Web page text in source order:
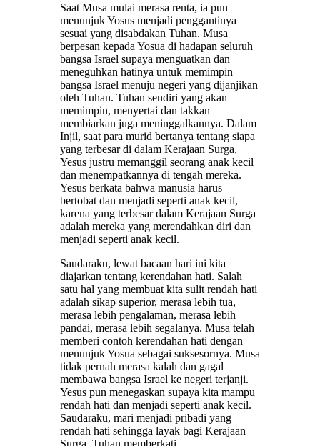
Saat Musa mulai merasa renta, ia pun
menunjuk Yosus menjadi penggantinya
sesuai yang disabdakan Tuhan. Musa
berpesan kepada Yosua di hadapan seluruh
bangsa Israel supaya menguatkan dan
meneguhkan hatinya untuk memimpin
bangsa Israel menuju negeri yang dijanjikan
oleh Tuhan. Tuhan sendiri yang akan
memimpin, menyertai dan takkan
membiarkan juga meninggalkannya. Dalam
Injil, saat para murid bertanya tentang siapa
yang terbesar di dalam Kerajaan Surga,
Yesus justru memanggil seorang anak kecil
dan menempatkannya di tengah mereka.
Yesus berkata bahwa manusia harus
bertobat dan menjadi seperti anak kecil,
karena yang terbesar dalam Kerajaan Surga
adalah mereka yang merendahkan diri dan
menjadi seperti anak kecil.
Saudaraku, lewat bacaan hari ini kita
diajarkan tentang kerendahan hati. Salah
satu hal yang membuat kita sulit rendah hati
adalah sikap superior, merasa lebih tua,
merasa lebih pengalaman, merasa lebih
pandai, merasa lebih segalanya. Musa telah
memberi contoh kerendahan hati dengan
menunjuk Yosua sebagai suksesornya. Musa
tidak pernah merasa kalah dan gagal
membawa bangsa Israel ke negeri terjanji.
Yesus pun menegaskan supaya kita mampu
rendah hati dan menjadi seperti anak kecil.
Saudaraku, mari menjadi pribadi yang
rendah hati sehingga layak bagi Kerajaan
Surga. Tuhan memberkati.